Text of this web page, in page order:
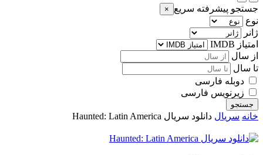
جستجو پیشرفته سریع ×
نوع
ژانر
امتیاز IMDB
از سال
تا سال
دوبله فارسی
زیرنویس فارسی
جستجو
خانه سریال دانلود سریال Haunted: Latin America